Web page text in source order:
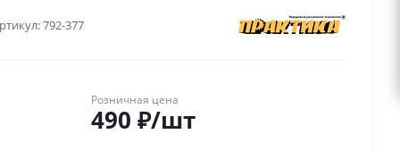
792-377
Розничная цена
490 ₽/шт